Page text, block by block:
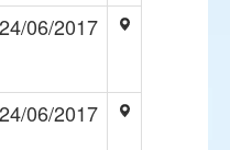
24/06/2017
24/06/2017